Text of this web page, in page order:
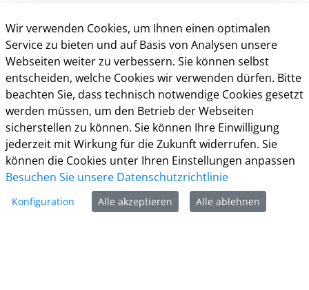
Kontakt
Weitere Informationen
Impressum
Datenschutz
Kontakt
Barrierefreiheit
Wir verwenden Cookies, um Ihnen einen optimalen
Service zu bieten und auf Basis von Analysen unsere
Webseiten weiter zu verbessern. Sie können selbst
entscheiden, welche Cookies wir verwenden dürfen. Bitte
beachten Sie, dass technisch notwendige Cookies gesetzt
werden müssen, um den Betrieb der Webseiten
sicherstellen zu können. Sie können Ihre Einwilligung
jederzeit mit Wirkung für die Zukunft widerrufen. Sie
können die Cookies unter Ihren Einstellungen anpassen
Besuchen Sie unsere Datenschutzrichtlinie
Konfiguration Alle akzeptieren Alle ablehnen